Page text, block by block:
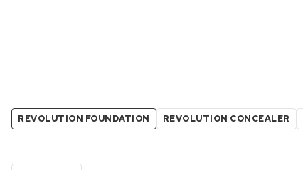
REVOLUTION FOUNDATION REVOLUTION CONCEALER